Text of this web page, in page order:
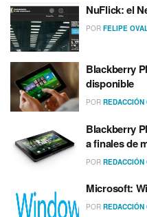
NuFlick: el
POR FELIPE
Blackberry
disponible
POR REDACCIÓN
Blackberry
a finales de
POR REDACCIÓN
Microsoft:
POR REDACCIÓN